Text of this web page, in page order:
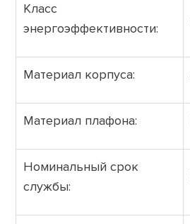
Класс
энергоэффективности:
Материал корпуса:
Материал плафона:
Номинальный срок
службы: